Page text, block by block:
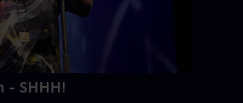
- SHHH!